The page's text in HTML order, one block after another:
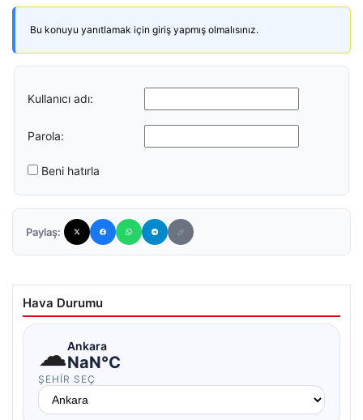
Bu konuyu yanıtlamak için giriş yapmış olmalısınız.
Kullanıcı adı:
Parola:
Beni hatırla
Paylaş:
Hava Durumu
☁Ankara
NaN°C
ŞEHIR SEÇ